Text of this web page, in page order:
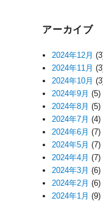
アーカイブ
2024年12月
2024年11月
2024年10月
2024年9月 (5)
2024年8月 (5)
2024年7月 (4)
2024年6月 (7)
2024年5月 (7)
2024年4月 (7)
2024年3月 (6)
2024年2月 (6)
2024年1月 (9)